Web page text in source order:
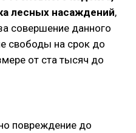
лесных насаждений,
совершение данного
свободы на срок до
от ста тысяч до
повреждение до